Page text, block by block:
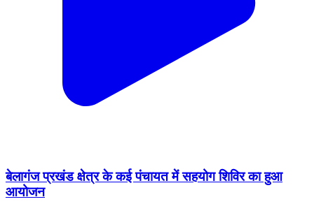
बेलागंज प्रखंड क्षेत्र के कई पंचायत में सहयोग शिविर का हुआ
आयोजन